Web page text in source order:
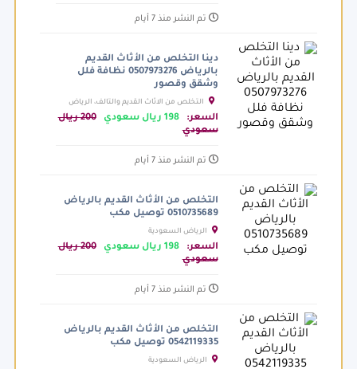
تم النشر منذ 7 أيام
دينا التخلص من الأثاث القديم
بالرياض 0507973276 نظافة فلل
وشقق وقصور
التخلص من الاثاث القديم والتالف، الرياض
السعودية
السعر: 198 ريال سعودي
200 ريال
سعودي
تم النشر منذ 7 أيام
التخلص من الأثاث القديم بالرياض
0510735689 توصيل مكب
السعر: 198 ريال سعودي
200 ريال
سعودي
تم النشر منذ 7 أيام
التخلص من الأثاث القديم بالرياض
0542119335 توصيل مكب